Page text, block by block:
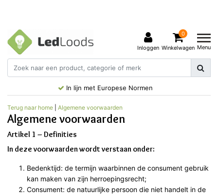
Inloggen
0
Winkelwagen Menu
In lijn met Europese Normen
Terug naar home Algemene voorwaarden
Algemene voorwaarden
Artikel 1 – Definities
In deze voorwaarden wordt verstaan onder:
Bedenktijd: de termijn waarbinnen de consument gebruik
kan maken van zijn herroepingsrecht;
Consument: de natuurlijke persoon die niet handelt in de